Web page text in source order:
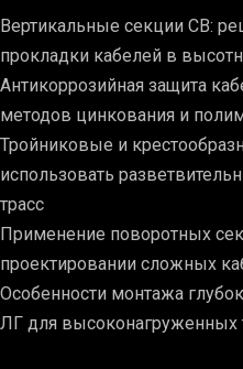
Вертикальные секции СВ:
прокладки кабелей в
Антикоррозийная защита
методов цинкования и
Тройниковые и
использовать
трасс
Применение поворотных
проектировании сложных
Особенности монтажа
ЛГ для высоконагруженных